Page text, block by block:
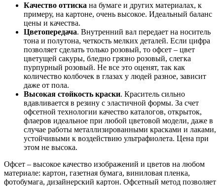
Качество оттиска на бумаге и других материалах, к
примеру, на картоне, очень высокое. Идеальный баланс
цены и качества.
Цветопередача. Внутренний вал передает на носитель
тона и полутона, четкость мелких деталей. Если цифра
позволяет сделать только розовый, то офсет – цвет
цветущей сакуры, бледно грязно розовый, слегка
пурпурный розовый. Не все это оценят, так как
количество колбочек в глазах у людей разное, зависит
даже от пола.
Высокая стойкость краски. Краситель сильно
вдавливается в резину с эластичной формы. За счет
офсетной технологии качество каталогов, открыток,
флаеров идеальное при любой цветовой модели, даже в
случае работы металлизированными красками и лаками,
устойчивыми к воздействию ультрафиолета. Цена при
этом не высока.
Офсет – высокое качество изображений и цветов на любом
материале: картон, газетная бумага, виниловая пленка,
фотобумага, дизайнерский картон. Офсетный метод позволяет